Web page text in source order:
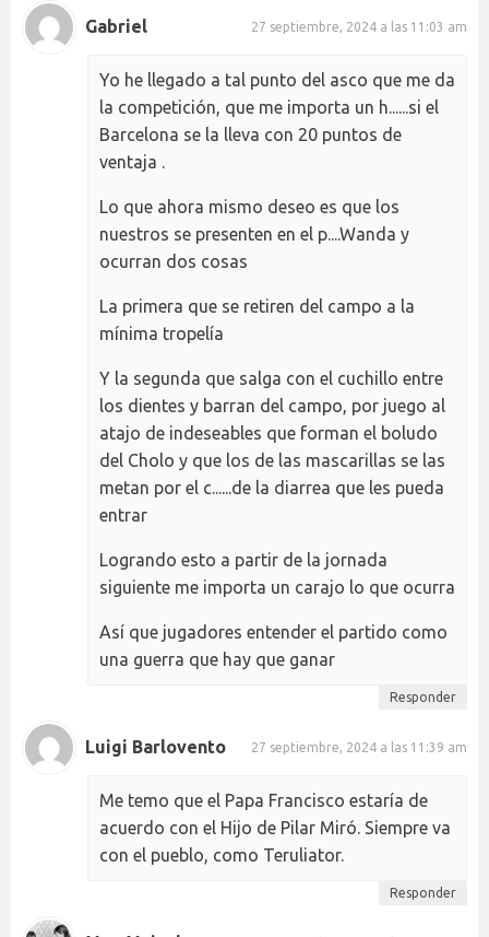
Gabriel 27 septiembre, 2024 a las 11:03 am
Yo he llegado a tal punto del asco que me da
la competición, que me importa un h......si el
Barcelona se la lleva con 20 puntos de
ventaja .
Lo que ahora mismo deseo es que los
nuestros se presenten en el p....Wanda y
ocurran dos cosas
La primera que se retiren del campo a la
mínima tropelía
Y la segunda que salga con el cuchillo entre
los dientes y barran del campo, por juego al
atajo de indeseables que forman el boludo
del Cholo y que los de las mascarillas se las
metan por el c......de la diarrea que les pueda
entrar
Logrando esto a partir de la jornada
siguiente me importa un carajo lo que ocurra
Así que jugadores entender el partido como
una guerra que hay que ganar
Responder
Luigi Barlovento 27 septiembre, 2024 a las 11:39 am
Me temo que el Papa Francisco estaría de
acuerdo con el Hijo de Pilar Miró. Siempre va
con el pueblo, como Teruliator.
Responder